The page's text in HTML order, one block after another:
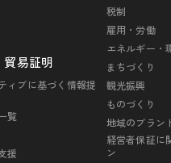
易証明
ィブに基づく情報提
覧
援
税制
雇用・労働
エネルギー・
まちづくり
観光振興
ものづくり
地域のブラン
経営者保証に
ン